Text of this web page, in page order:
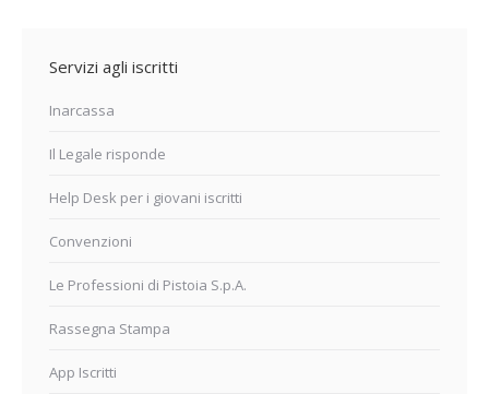
Servizi agli iscritti
Inarcassa
Il Legale risponde
Help Desk per i giovani iscritti
Convenzioni
Le Professioni di Pistoia S.p.A.
Rassegna Stampa
App Iscritti